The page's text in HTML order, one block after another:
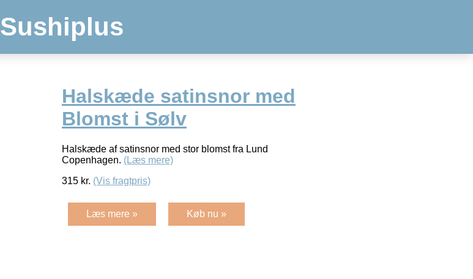
Sushiplus
Halskæde satinsnor med
Blomst i Sølv
Halskæde af satinsnor med stor blomst fra Lund
Copenhagen. (Læs mere)
315 kr. (Vis fragtpris)
Læs mere » Køb nu »